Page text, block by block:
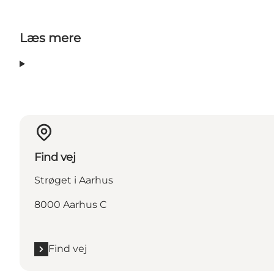
Læs mere
Find vej
Strøget i Aarhus
8000 Aarhus C
Find vej